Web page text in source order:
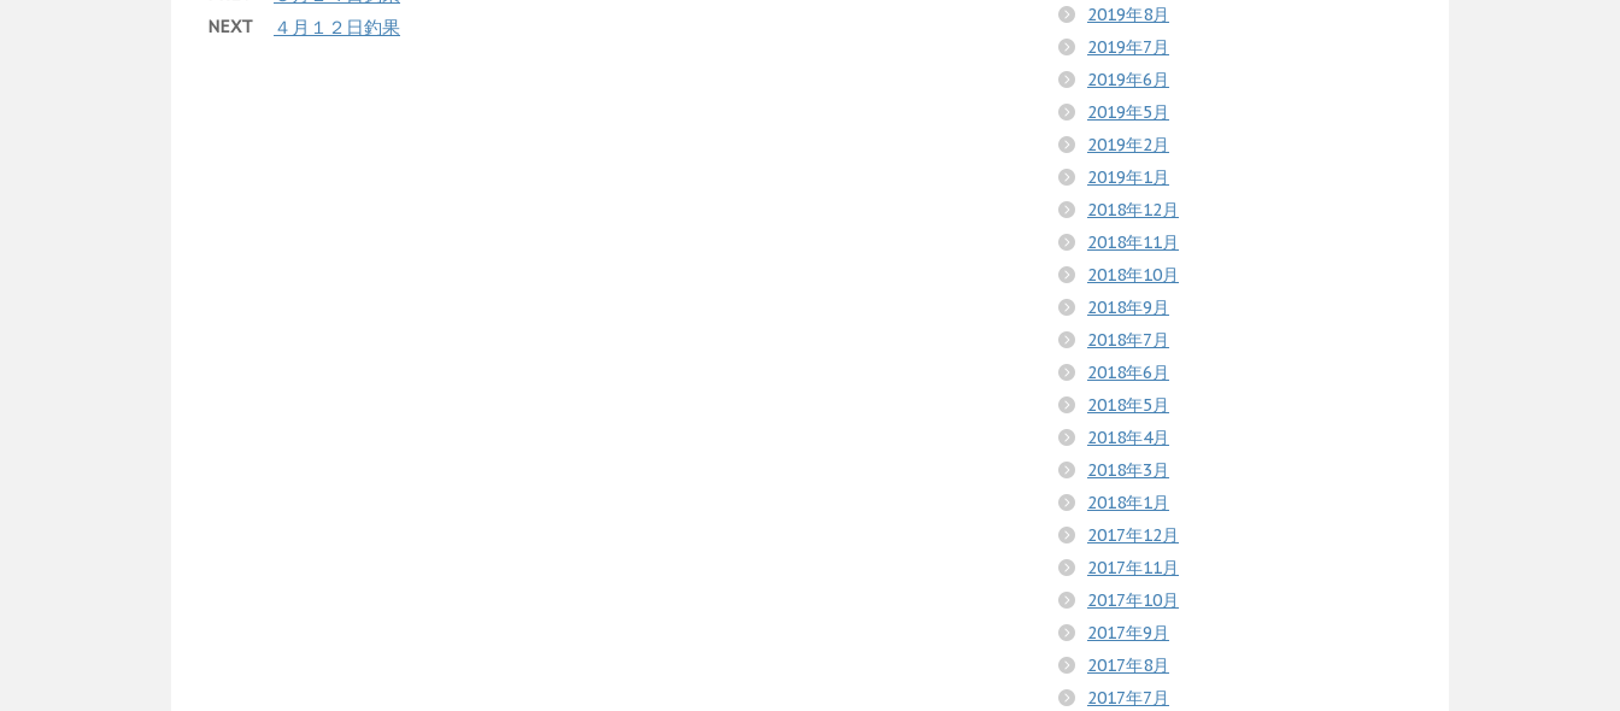
NEXT ４月１２日釣果
2019年8月
2019年7月
2019年6月
2019年5月
2019年2月
2019年1月
2018年12月
2018年11月
2018年10月
2018年9月
2018年7月
2018年6月
2018年5月
2018年4月
2018年3月
2018年1月
2017年12月
2017年11月
2017年10月
2017年9月
2017年8月
2017年7月